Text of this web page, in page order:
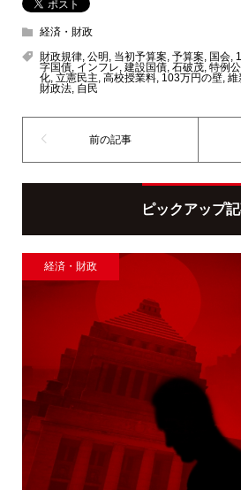
経済・財政
財政規律, 公明 当初予算案 予算案 国会,
字国債, インフレ 建設国債, 石破茂, 特例
化, 立憲民主 高校授業料, 103万円の壁, 維
財政法, 自民
ピックアップ
経済・財政